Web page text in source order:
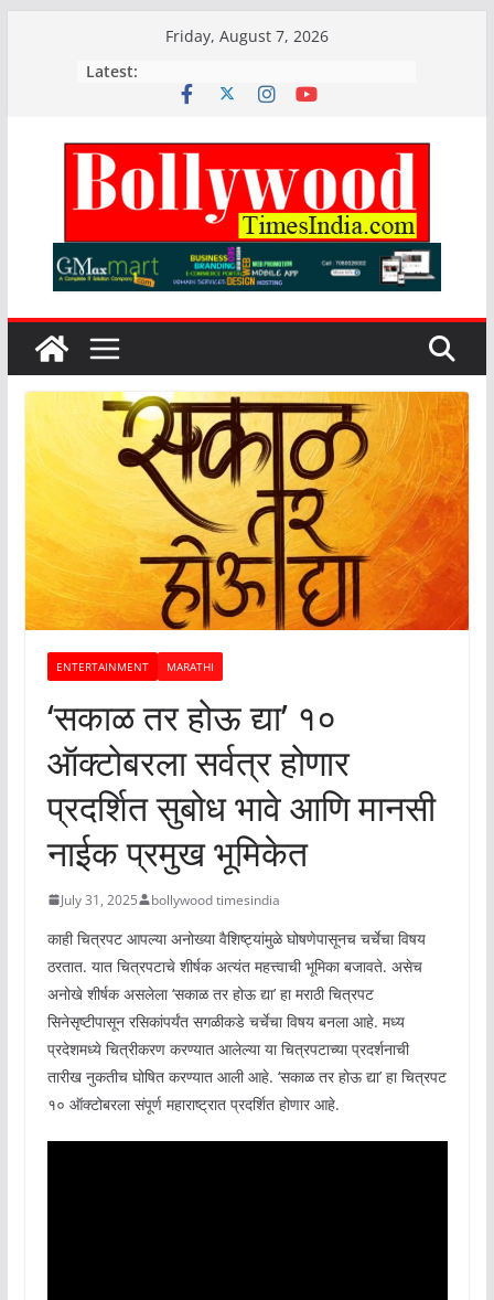
Friday, August 7, 2026
Latest:
ENTERTAINMENT MARATHI
‘सकाळ तर होऊ द्या’ १०
ऑक्टोबरला सर्वत्र होणार
प्रदर्शित सुबोध भावे आणि मानसी
नाईक प्रमुख भूमिकेत
July 31, 2025 bollywood timesindia
काही चित्रपट आपल्या अनोख्या वैशिष्ट्यांमुळे घोषणेपासूनच चर्चेचा विषय
ठरतात. यात चित्रपटाचे शीर्षक अत्यंत महत्त्वाची भूमिका बजावते. असेच
अनोखे शीर्षक असलेला ‘सकाळ तर होऊ द्या’ हा मराठी चित्रपट
सिनेसृष्टीपासून रसिकांपर्यंत सगळीकडे चर्चेचा विषय बनला आहे. मध्य
प्रदेशमध्ये चित्रीकरण करण्यात आलेल्या या चित्रपटाच्या प्रदर्शनाची
तारीख नुकतीच घोषित करण्यात आली आहे. ‘सकाळ तर होऊ द्या’ हा चित्रपट
१० ऑक्टोबरला संपूर्ण महाराष्ट्रात प्रदर्शित होणार आहे.